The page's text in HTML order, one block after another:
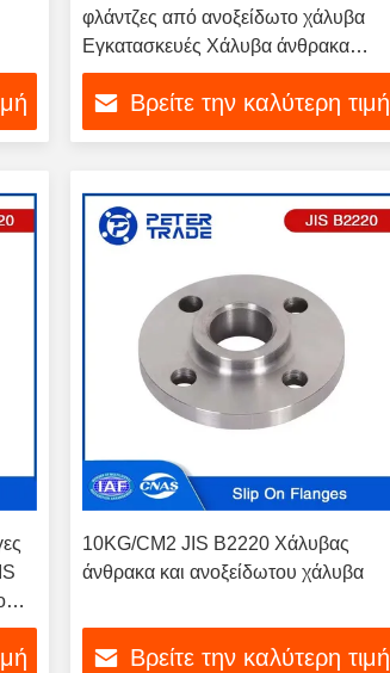
φλάντζες από ανοξείδωτο χάλυβα
Εγκατασκευές Χάλυβα άνθρακα
Στρίψιμο στις φλάντζες RF για την
πετροχημική μηχανική σωλήνων
Βρείτε την καλύτερη τιμή
10KG/CM2 JIS B2220 Χάλυβας
άνθρακα και ανοξείδωτου χάλυβα
Βρείτε την καλύτερη τιμή